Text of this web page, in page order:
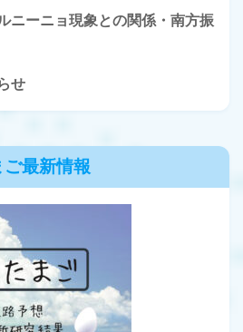
ニーニョ現象との関係・南方振
せ
最新情報